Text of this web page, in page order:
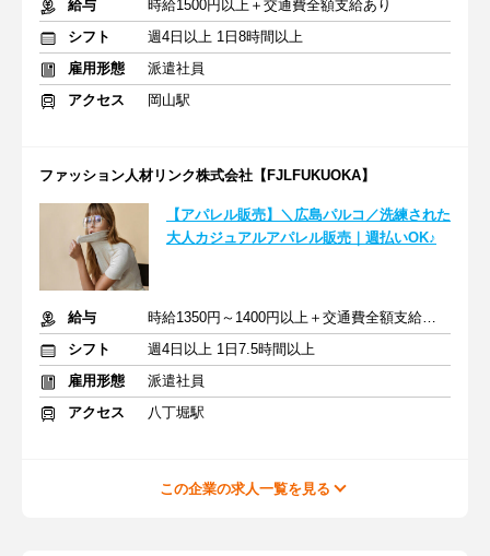
給与
時給1500円以上＋交通費全額支給あり
シフト
週4日以上 1日8時間以上
雇用形態
派遣社員
アクセス
岡山駅
ファッション人材リンク株式会社【FJLFUKUOKA】
【アパレル販売】＼広島パルコ／洗練された
大人カジュアルアパレル販売｜週払いOK♪
給与
時給1350円～1400円以上＋交通費全額支給あり
シフト
週4日以上 1日7.5時間以上
雇用形態
派遣社員
アクセス
八丁堀駅
この企業の求人一覧を見る